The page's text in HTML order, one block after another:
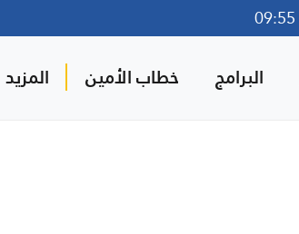
البرامج خطاب الأمين المزيد